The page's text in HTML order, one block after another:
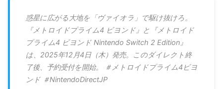
惑星に広がる大地を「ヴァイオラ」で駆け抜けろ。
『メトロイドプライム4 ビヨンド』と『メトロイド
プライム4 ビヨンド Nintendo Switch 2 Edition』
は、2025年12月4日（木）発売。このダイレクト終
了後、予約受付を開始。 ＃メトロイドプライム4ビヨ
ンド ＃NintendoDirectJP